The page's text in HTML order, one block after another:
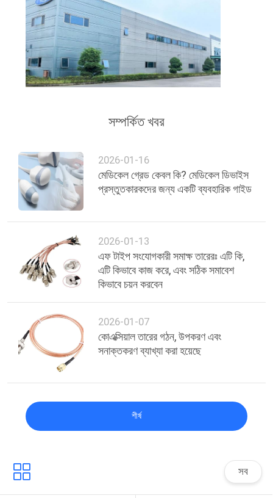
সম্পর্কিত খবর
2026-01-16
মেডিকেল গ্রেড কেবল কি? মেডিকেল ডিভাইস
প্রস্তুতকারকদের জন্য একটি ব্যবহারিক গাইড
2026-01-13
এফ টাইপ সংযোগকারী সমাক্ষ তারেরঃ এটি কি,
এটি কিভাবে কাজ করে, এবং সঠিক সমাবেশ
কিভাবে চয়ন করবেন
2026-01-07
কোএক্সিয়াল তারের গঠন, উপকরণ এবং
সনাক্তকরণ ব্যাখ্যা করা হয়েছে
শীর্ষ
সব